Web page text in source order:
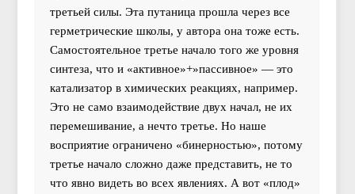
третьей силы. Эта путаница прошла через все
герметрические школы, у автора она тоже есть.
Самостоятельное третье начало того же уровня
синтеза, что и «активное»+»пассивное» — это
катализатор в химических реакциях, например.
Это не само взаимодействие двух начал, не их
перемешивание, а нечто третье. Но наше
восприятие ограничено «бинерностью», потому
третье начало сложно даже представить, не то
что явно видеть во всех явлениях. А вот «плод»